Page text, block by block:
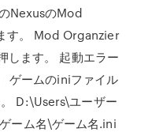
NexusのMod
す。 Mod Organzier
します。 起動エラー
ゲームのiniファイル
D:\Users\ユーザー
ーム名\ゲーム名.ini